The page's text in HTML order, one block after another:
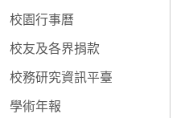
校園行事曆
校友及各界捐款
校務研究資訊平臺
學術年報